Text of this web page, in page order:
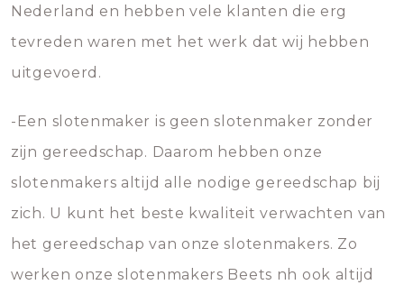
Nederland en hebben vele klanten die erg
tevreden waren met het werk dat wij hebben
uitgevoerd.
-Een slotenmaker is geen slotenmaker zonder
zijn gereedschap. Daarom hebben onze
slotenmakers altijd alle nodige gereedschap bij
zich. U kunt het beste kwaliteit verwachten van
het gereedschap van onze slotenmakers. Zo
werken onze slotenmakers Beets nh ook altijd